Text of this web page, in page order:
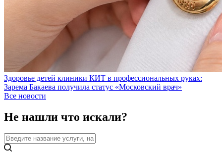
Здоровье детей клиники КИТ в профессиональных руках:
Зарема Бакаева получила статус «Московский врач»
Все новости
Не нашли что искали?